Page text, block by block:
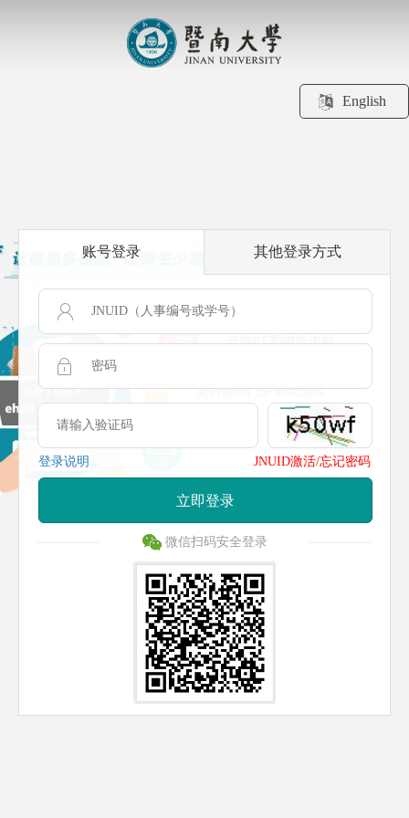
English
账号登录 其他登录方式
登录说明 JNUID激活/忘记密码
立即登录
微信扫码安全登录